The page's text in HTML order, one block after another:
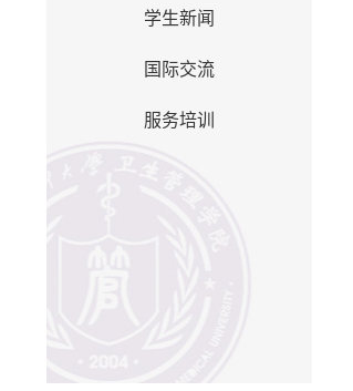
学生新闻
国际交流
服务培训